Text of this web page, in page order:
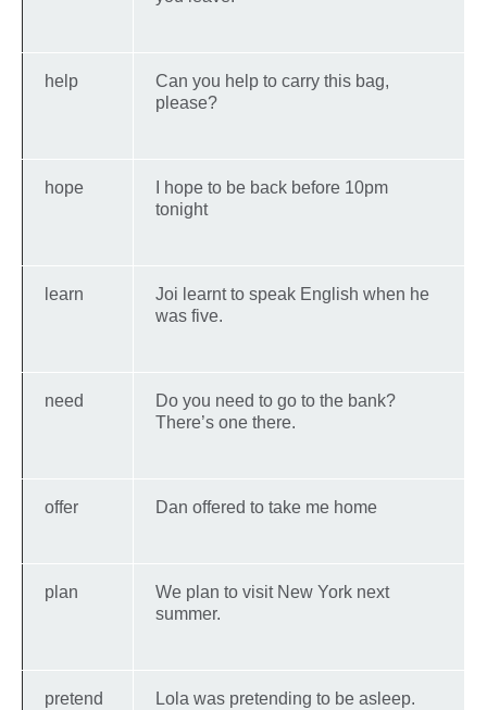
help
Can you help to carry this bag,
please?
hope
I hope to be back before 10pm
tonight
learn
Joi learnt to speak English when he
was five.
need
Do you need to go to the bank?
There’s one there.
offer Dan offered to take me home
plan
We plan to visit New York next
summer.
pretend Lola was pretending to be asleep.